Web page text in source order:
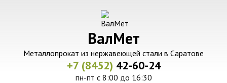
ВалМет
Металлопрокат из нержавеющей стали в Саратове
+7 (8452) 42-60-24
пн-пт с 8:00 до 16:30